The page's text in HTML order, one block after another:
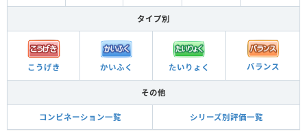
タイプ別
こうげき かいふく たいりょく バランス
その他
コンビネーション一覧 シリーズ別評価一覧